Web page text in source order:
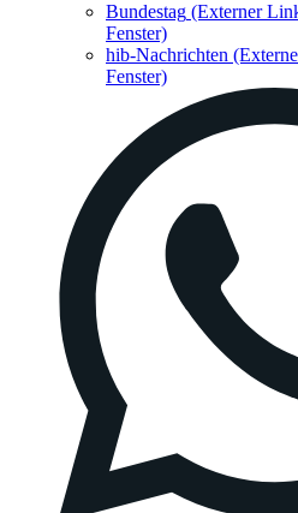
Bundestag (Externer
Fenster)
hib-Nachrichten
Fenster)